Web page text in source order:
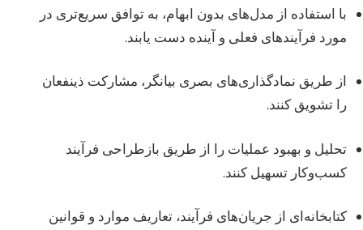
با استفاده از مدل‌های بدون ابهام، به توافق سریع‌تری در
مورد فرآیندهای فعلی و آینده دست یابند.
از طریق نمادگذاری‌های بصری بیانگر، مشارکت ذینفعان
را تشویق کنند.
تحلیل و بهبود عملیات را از طریق بازطراحی فرآیند
کسب‌وکار تسهیل کنند.
کتابخانه‌ای از جریان‌های فرآیند، تعاریف موارد و قوانین